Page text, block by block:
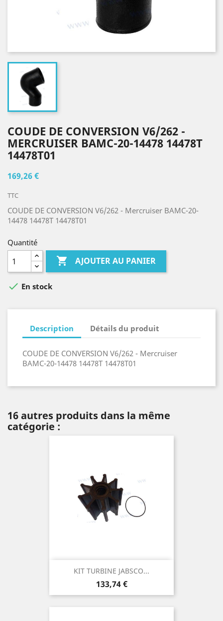
COUDE DE CONVERSION V6/262 -
MERCRUISER BAMC-20-14478 14478T
14478T01
169,26 €
TTC
COUDE DE CONVERSION V6/262 - Mercruiser BAMC-20-
14478 14478T 14478T01
Quantité
 AJOUTER AU PANIER
 En stock
Description Détails du produit
COUDE DE CONVERSION V6/262 - Mercruiser
BAMC-20-14478 14478T 14478T01
16 autres produits dans la même
catégorie :
KIT TURBINE JABSCO...
Prix
133,74 €